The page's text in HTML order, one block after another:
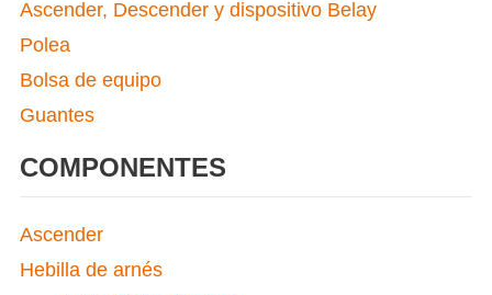
Ascender, Descender y dispositivo Belay
Polea
Bolsa de equipo
Guantes
COMPONENTES
Ascender
Hebilla de arnés